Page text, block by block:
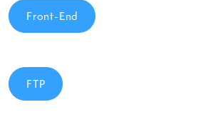
Front-End
FTP